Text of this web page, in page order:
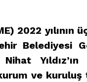
2022 yılının
Belediyesi
Yıldız’ın
ve